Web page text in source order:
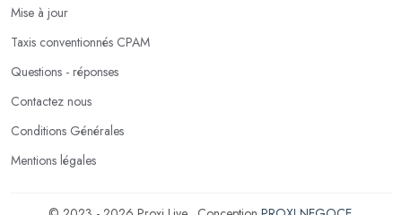
Mise à jour
Taxis conventionnés CPAM
Questions - réponses
Contactez nous
Conditions Générales
Mentions légales